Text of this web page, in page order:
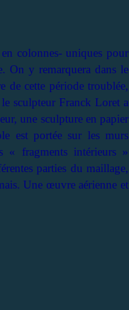
colonnes- uniques pour
On y remarquera dans le
de cette période troublée,
sculpteur Franck Loret a
une sculpture en papier
est portée sur les murs
« fragments intérieurs »
parties du maillage,
Une œuvre aérienne et